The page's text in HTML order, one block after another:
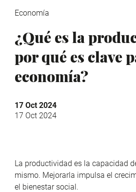
Economía
¿Qué es la
por qué es clave
economía?
17 Oct 2024
17 Oct 2024
La productividad es la capacidad
mismo. Mejorarla impulsa el
el bienestar social.